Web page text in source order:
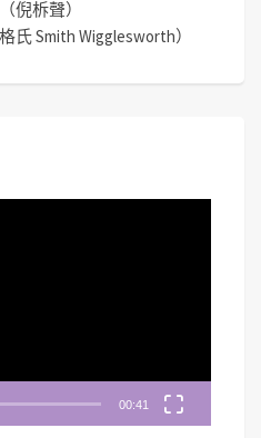
（倪柝聲）
格氏 Smith Wigglesworth）
00:41